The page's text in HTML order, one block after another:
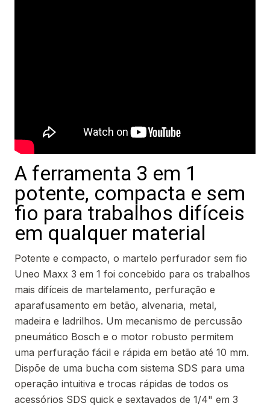
A ferramenta 3 em 1
potente, compacta e sem
fio para trabalhos difíceis
em qualquer material
Potente e compacto, o martelo perfurador sem fio
Uneo Maxx 3 em 1 foi concebido para os trabalhos
mais difíceis de martelamento, perfuração e
aparafusamento em betão, alvenaria, metal,
madeira e ladrilhos. Um mecanismo de percussão
pneumático Bosch e o motor robusto permitem
uma perfuração fácil e rápida em betão até 10 mm.
Dispõe de uma bucha com sistema SDS para uma
operação intuitiva e trocas rápidas de todos os
acessórios SDS quick e sextavados de 1/4" em 3